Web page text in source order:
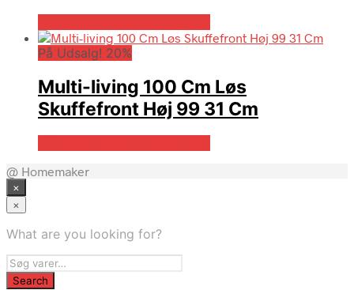
På Udsalg! 20%
Multi-living 100 Cm Løs
Skuffefront Høj 99 31 Cm
@ Homemaker
×
×
What are you looking for?